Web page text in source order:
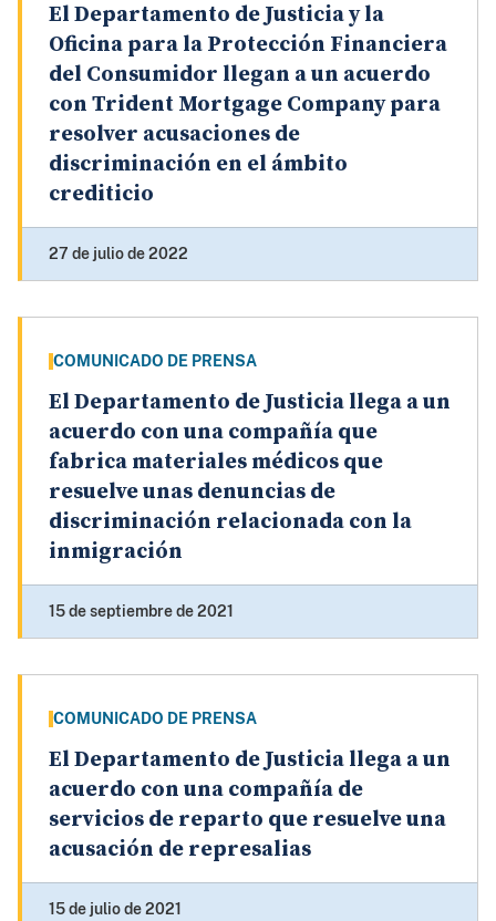
El Departamento de Justicia y la
Oficina para la Protección Financiera
del Consumidor llegan a un acuerdo
con Trident Mortgage Company para
resolver acusaciones de
discriminación en el ámbito
crediticio
27 de julio de 2022
COMUNICADO DE PRENSA
El Departamento de Justicia llega a un
acuerdo con una compañía que
fabrica materiales médicos que
resuelve unas denuncias de
discriminación relacionada con la
inmigración
15 de septiembre de 2021
COMUNICADO DE PRENSA
El Departamento de Justicia llega a un
acuerdo con una compañía de
servicios de reparto que resuelve una
acusación de represalias
15 de julio de 2021